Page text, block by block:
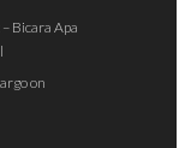
Bicara Apa
on